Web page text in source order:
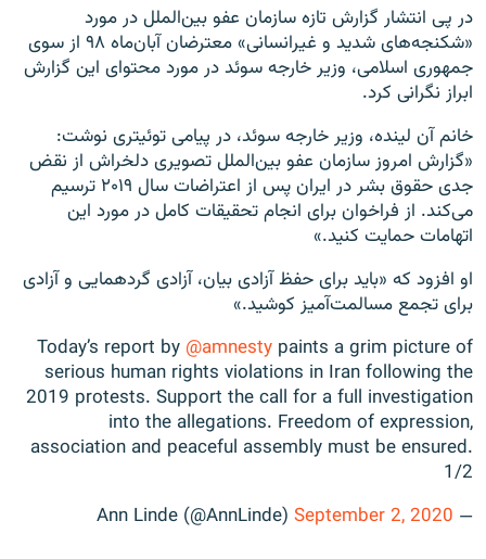
در پی انتشار گزارش تازه سازمان عفو بین‌الملل در مورد
«شکنجه‌های شدید و غیرانسانی» معترضان آبان‌ماه ۹۸ از سوی
جمهوری اسلامی، وزیر خارجه سوئد در مورد محتوای این گزارش
ابراز نگرانی کرد.
خانم آن لینده، وزیر خارجه سوئد، در پیامی توئیتری نوشت:
«گزارش امروز سازمان عفو بین‌الملل تصویری دلخراش از نقض
جدی حقوق بشر در ایران پس از اعتراضات سال ۲۰۱۹ ترسیم
می‌کند. از فراخوان برای انجام تحقیقات کامل در مورد این
اتهامات حمایت کنید.»
او افزود که «باید برای حفظ آزادی بیان، آزادی گردهمایی و آزادی
برای تجمع مسالمت‌آمیز کوشید.»
Today’s report by @amnesty paints a grim picture of
serious human rights violations in Iran following the
2019 protests. Support the call for a full investigation
into the allegations. Freedom of expression,
association and peaceful assembly must be ensured.
1/2
— Ann Linde (@AnnLinde)
September 2, 2020